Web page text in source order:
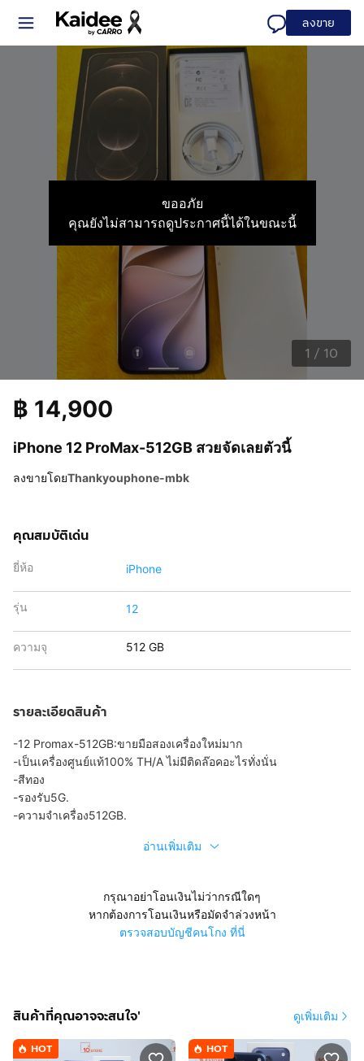
ลงขาย
ขออภัย
คุณยังไม่สามารถดูประกาศนี้ได้ในขณะนี้
1 / 10
iPhone 12 ProMax-512GB สวยจัดเลยตัวนี้
฿ 14,900
ลงขายโดยThankyouphone-mbk
คุณสมบัติเด่น
ยี่ห้อ iPhone
รุ่น 12
ความจุ 512 GB
รายละเอียดสินค้า
-12 Promax-512GB:ขายมือสองเครื่องใหม่มาก
-เป็นเครื่องศูนย์แท้100% TH/A ไม่มีติดล๊อคอะไรทั่งนั่น
-สีทอง
-รองรับ5G.
-ความจำเครื่อง512GB.
อ่านเพิ่มเติม
กรุณาอย่าโอนเงินไม่ว่ากรณีใดๆ
หากต้องการโอนเงินหรือมัดจำล่วงหน้า
ตรวจสอบบัญชีคนโกง ที่นี่
สินค้าที่คุณอาจจะสนใจ' ดูเพิ่มเติม
HOT HOT